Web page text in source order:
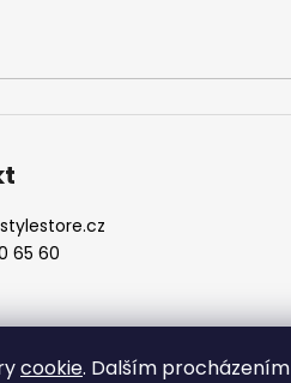
cookie. Dalším procházením
stylestore.cz
65 60